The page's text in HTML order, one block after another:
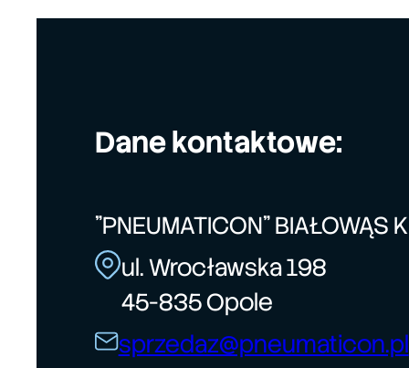
Dane kontaktowe:
"PNEUMATICON" BIAŁOWĄS
ul. Wrocławska 198
45-835 Opole
sprzedaz@pneumaticon.pl